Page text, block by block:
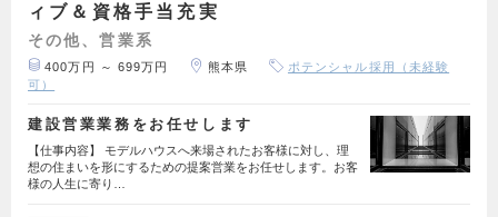
ィブ＆資格手当充実
その他、営業系
400万円 ～ 699万円 熊本県
ポテンシャル採用（未経験
可）
建設営業業務をお任せします
【仕事内容】 モデルハウスへ来場されたお客様に対し、理
想の住まいを形にするための提案営業をお任せします。お客
様の人生に寄り…